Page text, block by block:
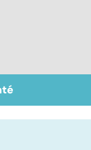
: son
sa couleur, sa